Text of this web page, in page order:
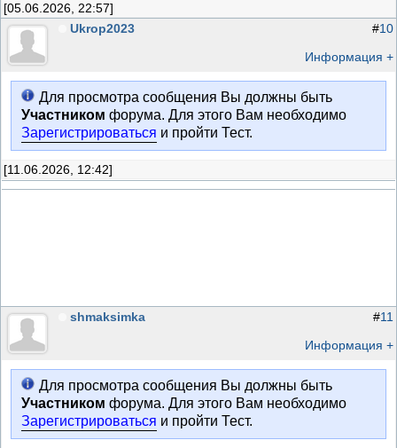
[05.06.2026, 22:57]
Ukrop2023
#10
Информация +
Для просмотра сообщения Вы должны быть
Участником форума. Для этого Вам необходимо
Зарегистрироваться и пройти Тест.
[11.06.2026, 12:42]
shmaksimka #11
Информация +
Для просмотра сообщения Вы должны быть
Участником форума. Для этого Вам необходимо
Зарегистрироваться и пройти Тест.